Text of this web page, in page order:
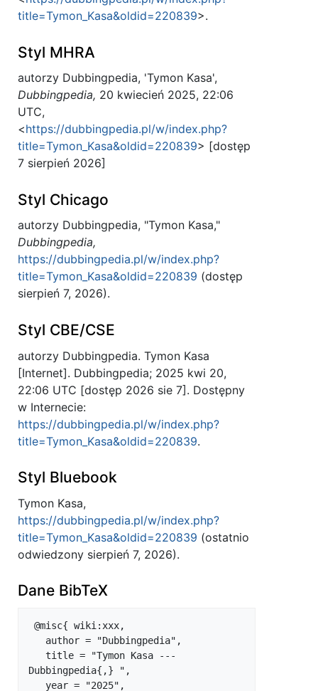
title=Tymon_Kasa&oldid=220839>.
Styl MHRA
autorzy Dubbingpedia, 'Tymon Kasa',
Dubbingpedia, 20 kwiecień 2025, 22:06
UTC,
<https://dubbingpedia.pl/w/index.php?
title=Tymon_Kasa&oldid=220839> [dostęp
7 sierpień 2026]
Styl Chicago
autorzy Dubbingpedia, "Tymon Kasa,"
Dubbingpedia,
https://dubbingpedia.pl/w/index.php?
title=Tymon_Kasa&oldid=220839 (dostęp
sierpień 7, 2026).
Styl CBE/CSE
autorzy Dubbingpedia. Tymon Kasa
[Internet]. Dubbingpedia; 2025 kwi 20,
22:06 UTC [dostęp 2026 sie 7]. Dostępny
w Internecie:
https://dubbingpedia.pl/w/index.php?
title=Tymon_Kasa&oldid=220839.
Styl Bluebook
Tymon Kasa,
https://dubbingpedia.pl/w/index.php?
title=Tymon_Kasa&oldid=220839 (ostatnio
odwiedzony sierpień 7, 2026).
Dane BibTeX
Dubbingpedia{,} ",